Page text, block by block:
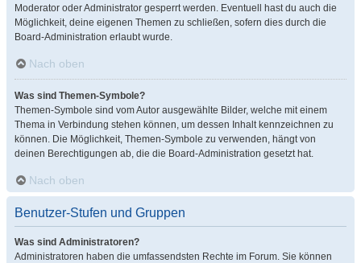
Moderator oder Administrator gesperrt werden. Eventuell hast du auch die
Möglichkeit, deine eigenen Themen zu schließen, sofern dies durch die
Board-Administration erlaubt wurde.
Nach oben
Was sind Themen-Symbole?
Themen-Symbole sind vom Autor ausgewählte Bilder, welche mit einem
Thema in Verbindung stehen können, um dessen Inhalt kennzeichnen zu
können. Die Möglichkeit, Themen-Symbole zu verwenden, hängt von
deinen Berechtigungen ab, die die Board-Administration gesetzt hat.
Nach oben
Benutzer-Stufen und Gruppen
Was sind Administratoren?
Administratoren haben die umfassendsten Rechte im Forum. Sie können